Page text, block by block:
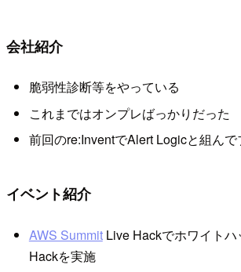
会社紹介
脆弱性診断等をやっている
これまではオンプレばっかりだった
前回のre:InventでAlert Logicと組ん
イベント紹介
AWS SummitLive Hackでホワイトハ
Hackを実施